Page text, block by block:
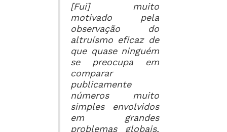
[Fui] muito
motivado pela
observação do
altruísmo eficaz de
que quase ninguém
se preocupa em
comparar
publicamente
números muito
simples envolvidos
em grandes
problemas globais,